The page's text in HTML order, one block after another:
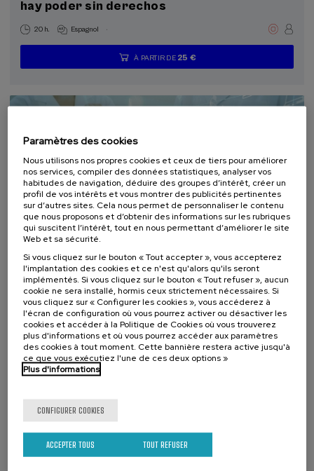
hay poder sin derechos
20 h. Espagnol .
...
À PARTIR DE 25 €
Dernières
places
Gratuit
Date
passée
Liste
d'attente
Période
d'inscription
09. SEP 11. SEP, 2026
XIII Congreso Internacional de Salud Digital
30 h. Espagnol .
...
À PARTIR DE 70 €
Dernières
places
Gratuit
Date
passée
Liste
d'attente
Période
d'inscription
Paramètres des cookies
Nous utilisons nos propres cookies et ceux de tiers pour améliorer
nos services, compiler des données statistiques, analyser vos
habitudes de navigation, déduire des groupes d’intérêt, créer un
profil de vos intérêts et vous montrer des publicités pertinentes
sur d’autres sites. Cela nous permet de personnaliser le contenu
que nous proposons et d’obtenir des informations sur les rubriques
qui suscitent l’intérêt, tout en nous permettant d’améliorer le site
Web et sa sécurité.
Si vous cliquez sur le bouton « Tout accepter », vous accepterez
l'implantation des cookies et ce n'est qu'alors qu'ils seront
implémentés. Si vous cliquez sur le bouton « Tout refuser », aucun
cookie ne sera installé, hormis ceux strictement nécessaires. Si
vous cliquez sur « Configurer les cookies », vous accéderez à
l'écran de configuration où vous pourrez activer ou désactiver les
cookies et accéder à la Politique de Cookies où vous trouverez
plus d'informations et où vous pourrez accéder aux paramètres
des cookies à tout moment. Cette bannière restera active jusqu'à
ce que vous exécutiez l'une de ces deux options »
Plus d'informations
CONFIGURER COOKIES
TOUT REFUSER
ACCEPTER TOUS